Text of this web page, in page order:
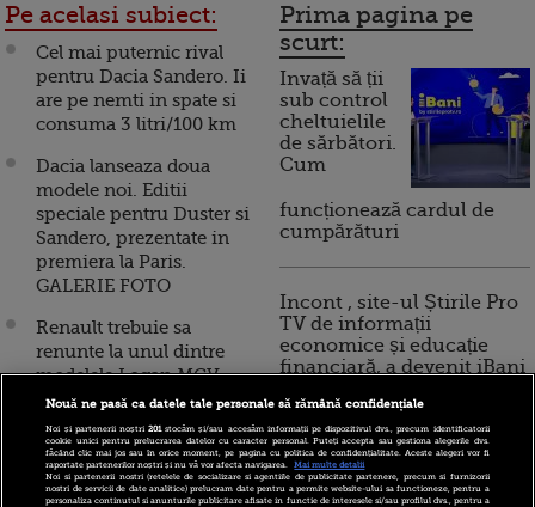
Pe acelasi subiect:
Cel mai puternic rival
pentru Dacia Sandero. Ii
are pe nemti in spate si
consuma 3 litri/100 km
Dacia lanseaza doua
modele noi. Editii
speciale pentru Duster si
Sandero, prezentate in
premiera la Paris.
GALERIE FOTO
Renault trebuie sa
renunte la unul dintre
modelele Logan MCV,
Dokker sau Lodgy ale
Dacia
Dacia prezinta la Paris
modelul Lodgy Stepway
Prima pagina pe
scurt:
Invață să ții
sub control
cheltuielile
de sărbători.
Cum
funcționează cardul de
cumpărături
Incont , site-ul Știrile Pro
TV de informații
economice și educație
financiară, a devenit iBani
10 reguli pentru decizii
financiare inteligente
Nouă ne pasă ca datele tale personale să rămână confidențiale
Noi și partenerii noștri201stocăm și/sau accesăm informații pe dispozitivul dvs., precum identificatorii
cookie unici pentru prelucrarea datelor cu caracter personal. Puteți accepta sau gestiona alegerile dvs.
făcând clic mai jos sau în orice moment, pe pagina cu politica de confidențialitate. Aceste alegeri vor fi
raportate partenerilor noștri și nu vă vor afecta navigarea.
Mai multe detalii
Noi si partenerii nostri (retelele de socializare si agentiile de publicitate partenere, precum si furnizorii
nostri de servicii de date analitice) prelucram date pentru a permite website-ului sa functioneze, pentru a
personaliza continutul si anunturile publicitare afisate in functie de interesele si/sau profilul dvs., pentru a